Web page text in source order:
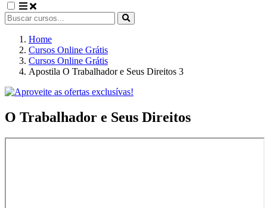
Home
Cursos Online Grátis
Cursos Online Grátis
Apostila O Trabalhador e Seus Direitos 3
O Trabalhador e Seus Direitos